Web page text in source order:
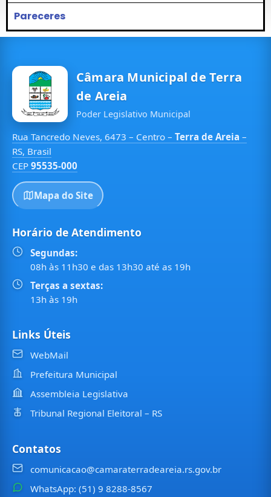
Pareceres
Câmara Municipal de Terra
de Areia
Poder Legislativo Municipal
Rua Tancredo Neves, 6473 – Centro – Terra de Areia –
RS, Brasil
CEP 95535-000
Mapa do Site
Horário de Atendimento
Segundas:
08h às 11h30 e das 13h30 até as 19h
Terças a sextas:
13h às 19h
Links Úteis
WebMail
Prefeitura Municipal
Assembleia Legislativa
Tribunal Regional Eleitoral – RS
Contatos
comunicacao@camaraterradeareia.rs.gov.br
WhatsApp: (51) 9 8288-8567